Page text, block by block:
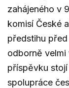
zahájeného v
komisí České
předstihu
odborně
příspěvku
spolupráce